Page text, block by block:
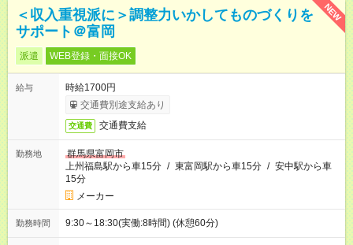
NEW
＜収入重視派に＞調整力いかしてものづくりを
サポート＠富岡
派遣 WEB登録・面接OK
給与
時給1700円
交通費別途支給あり
交通費 交通費支給
勤務地
群馬県富岡市
上州福島駅から車15分 / 東富岡駅から車15分 / 安中駅から車
15分
メーカー
勤務時間 9:30～18:30(実働:8時間) (休憩60分)